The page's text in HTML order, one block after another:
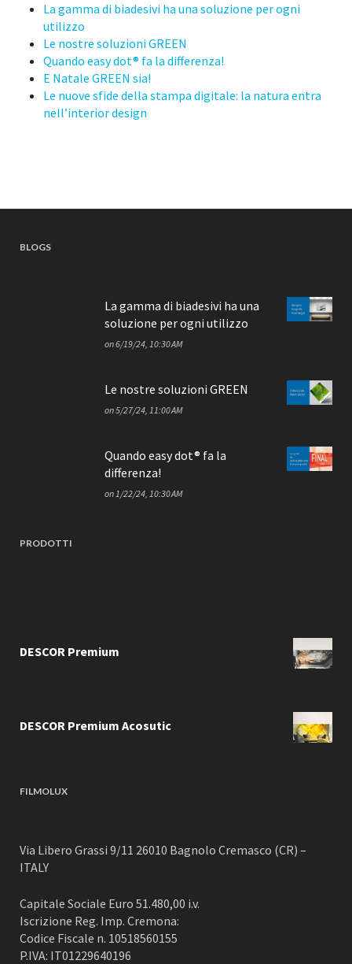
La gamma di biadesivi ha una soluzione per ogni
utilizzo
Le nostre soluzioni GREEN
Quando easy dot® fa la differenza!
E Natale GREEN sia!
Le nuove sfide della stampa digitale: la natura entra
nell’interior design
BLOGS
La gamma di biadesivi ha una
soluzione per ogni utilizzo
on6/19/24, 10:30 AM
Le nostre soluzioni GREEN
on5/27/24, 11:00 AM
Quando easy dot® fa la
differenza!
on1/22/24, 10:30 AM
PRODOTTI
DESCOR Premium
DESCOR Premium Acosutic
FILMOLUX
Via Libero Grassi 9/11 26010 Bagnolo Cremasco (CR) –
ITALY
Capitale Sociale Euro 51.480,00 i.v.
Iscrizione Reg. Imp. Cremona:
Codice Fiscale n. 10518560155
P.IVA: IT01229640196